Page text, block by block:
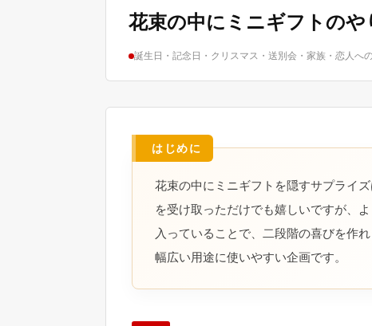
花束の中にミニギフトの
誕生日・記念日・クリスマス・送別会・家族・恋人へ
花束の中にミニギフトを隠すサプライ
を受け取っただけでも嬉しいですが、
入っていることで、二段階の喜びを作
幅広い用途に使いやすい企画です。